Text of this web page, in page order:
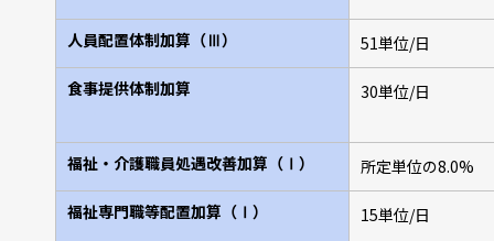
人員配置体制加算（Ⅲ） 51単位/日
食事提供体制加算 30単位/日
福祉・介護職員処遇改善加算（Ⅰ） 所定単位の8.0%
福祉専門職等配置加算（Ⅰ） 15単位/日